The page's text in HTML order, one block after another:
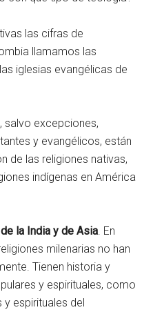
las cifras de
llamamos las
iglesias evangélicas de
salvo excepciones,
y evangélicos, están
de las religiones nativas,
indígenas en América
la India y de Asia . En
milenarias no han
Tienen historia y
y espirituales, como
espirituales del